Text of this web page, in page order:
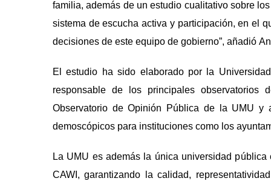
familia, además de un estudio cualitativo sobre
sistema de escucha activa y participación, en el
decisiones de este equipo de gobierno”, añadió
El estudio ha sido elaborado por la
responsable de los principales
Observatorio de Opinión Pública de la UMU y
demoscópicos para instituciones como los
La UMU es además la única universidad pública
CAWI, garantizando la calidad,